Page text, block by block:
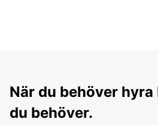
När du behöver
du behöver.